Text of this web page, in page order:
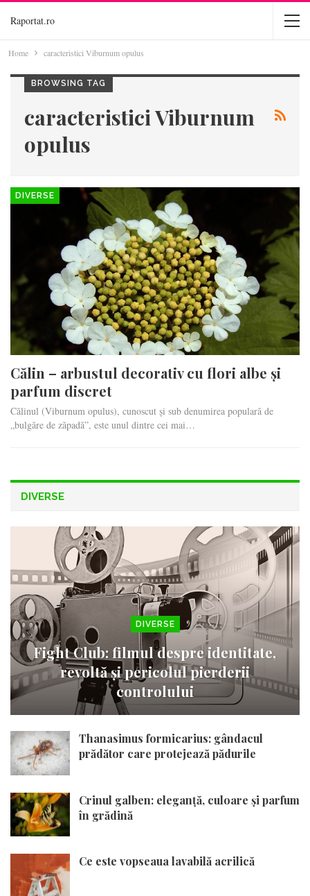
Raportat.ro
Home caracteristici Viburnum opulus
BROWSING TAG
caracteristici Viburnum
opulus
DIVERSE
Călin – arbustul decorativ cu flori albe și
parfum discret
Călinul (Viburnum opulus), cunoscut și sub denumirea populară de
„bulgăre de zăpadă”, este unul dintre cei mai…
DIVERSE
DIVERSE
Fight Club: filmul despre identitate,
revoltă și pericolul pierderii
controlului
Thanasimus formicarius: gândacul
prădător care protejează pădurile
Crinul galben: eleganță, culoare și parfum
în grădină
Ce este vopseaua lavabilă acrilică